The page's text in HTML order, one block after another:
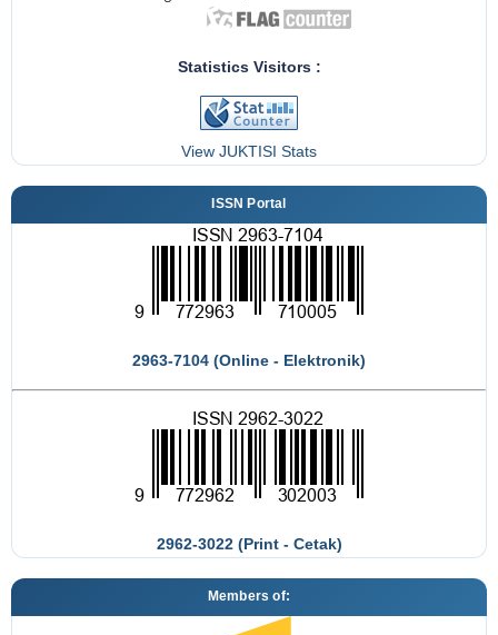
Statistics Visitors :
View JUKTISI Stats
ISSN Portal
2963-7104 (Online - Elektronik)
2962-3022 (Print - Cetak)
Members of: